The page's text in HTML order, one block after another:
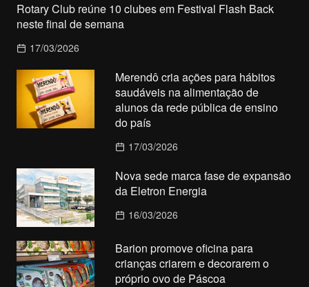
Rotary Club reúne 10 clubes em Festival Flash Back
neste final de semana
17/03/2026
Merendô cria ações para hábitos
saudáveis na alimentação de
alunos da rede pública de ensino
do país
17/03/2026
Nova sede marca fase de expansão
da Eletron Energia
16/03/2026
Barion promove oficina para
crianças criarem e decorarem o
próprio ovo de Páscoa